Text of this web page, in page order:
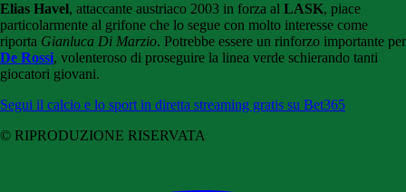
Elias Havel, attaccante austriaco 2003 in forza al LASK, piace
particolarmente al grifone che lo segue con molto interesse come
riporta Gianluca Di Marzio. Potrebbe essere un rinforzo importante per
De Rossi, volenteroso di proseguire la linea verde schierando tanti
giocatori giovani.
Segui il calcio e lo sport in diretta streaming gratis su Bet365
© RIPRODUZIONE RISERVATA